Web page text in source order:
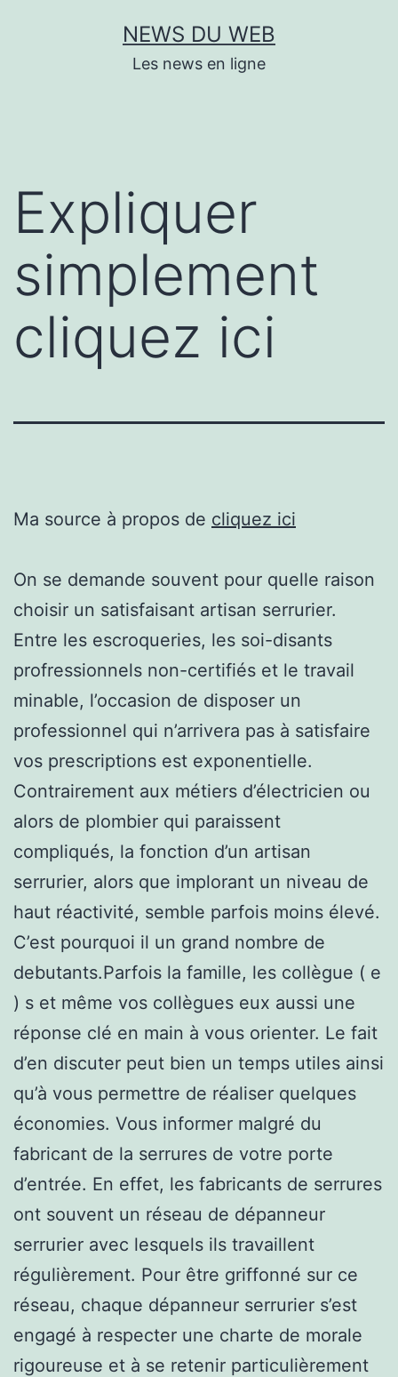
NEWS DU WEB
Les news en ligne
Expliquer
simplement
cliquez ici
Ma source à propos de cliquez ici
On se demande souvent pour quelle raison
choisir un satisfaisant artisan serrurier.
Entre les escroqueries, les soi-disants
profressionnels non-certifiés et le travail
minable, l’occasion de disposer un
professionnel qui n’arrivera pas à satisfaire
vos prescriptions est exponentielle.
Contrairement aux métiers d’électricien ou
alors de plombier qui paraissent
compliqués, la fonction d’un artisan
serrurier, alors que implorant un niveau de
haut réactivité, semble parfois moins élevé.
C’est pourquoi il un grand nombre de
debutants.Parfois la famille, les collègue ( e
) s et même vos collègues eux aussi une
réponse clé en main à vous orienter. Le fait
d’en discuter peut bien un temps utiles ainsi
qu’à vous permettre de réaliser quelques
économies. Vous informer malgré du
fabricant de la serrures de votre porte
d’entrée. En effet, les fabricants de serrures
ont souvent un réseau de dépanneur
serrurier avec lesquels ils travaillent
régulièrement. Pour être griffonné sur ce
réseau, chaque dépanneur serrurier s’est
engagé à respecter une charte de morale
rigoureuse et à se retenir particulièrement